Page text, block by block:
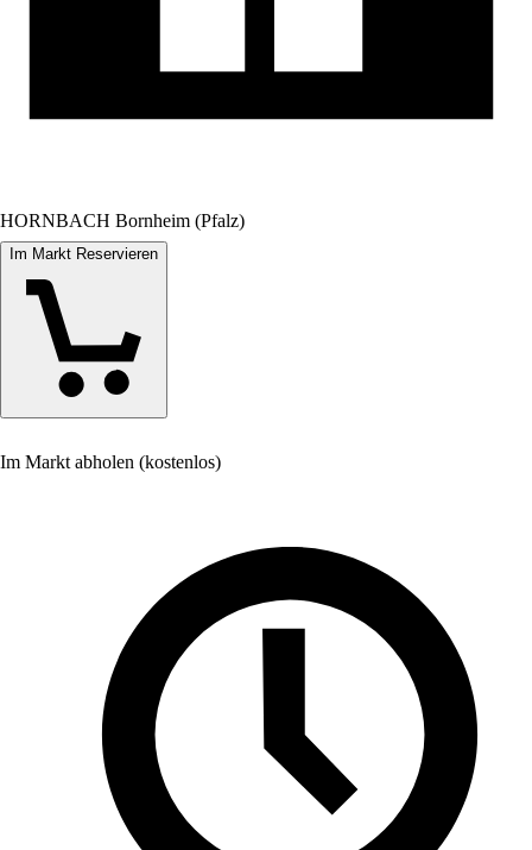
HORNBACH Bornheim (Pfalz)
Im Markt Reservieren
Im Markt abholen (kostenlos)